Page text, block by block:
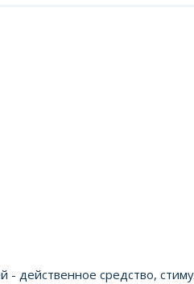
- действенное средство,